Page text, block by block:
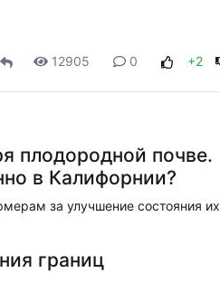
12905 0 +2
плодородной почве.
в Калифорнии?
за улучшение состояния их
границ